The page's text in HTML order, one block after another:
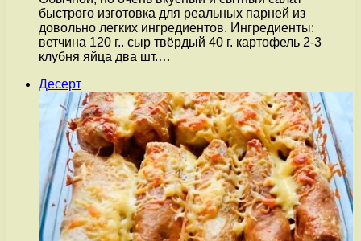
быстрого изготовка для реальных парней из
довольно легких ингредиентов. Ингредиенты:
ветчина 120 г.. сыр твёрдый 40 г. картофель 2-3
клубня яйца два шт.…
Десерт